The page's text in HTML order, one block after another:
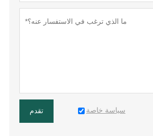
تقدم سياسة خاصة